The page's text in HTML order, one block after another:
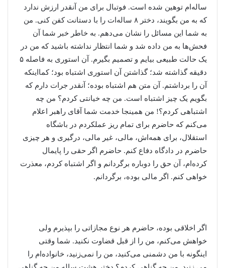
ساله‌ام توهین شده است. فوتبال برای من آنقدر ارزش ندارد
که به من بگویند، دختر ۸ ساله‌ات را با دستانت کفن کنی. من
به شما این مسائل را نشان می‌دهم. به خاطر خبر شما آن
فحش‌ها به من داده شد و شما انتظار نداشته باشید که من در
یک حالت طبیعی بیایم و تصمیم بگیرم. آن استوری به فاصله ۵
دقیقه گذاشته شد؛ گذاشتن آن استوری اشتباه بود؛ کمااینکه
آن را برداشتم. آن متن هم اشتباه بوده؛ آنقدر جرات دارم که
بگویم یک چیز اشتباه است. من چه خیانتی کردم؟ من چه
اشتباهی کردم؟! من همینجا خدمت شما آقای راهبر اعلام
می‌کنم که حاضرم برای تمام ریز عملکردم در باشگاه
استقلال، برای همه‌اش، مالی، غیر مالی، درگیری و هر چیزی
حاضرم در دادگاه دفاع کنم. حاضرم اگر حقی را پایمال
کرده‌ام، آن حق را دوباره برگردانم و اگر اشتباه کردم، معذرت
خواهی کنم. اگر مالی بوده، برگردانم.
اگر اخلاقی بوده، حاضرم هر نوع مجازاتی را بپذیرم ولی
خواهش می‌کنم، من را از قبل قضاوت نکنید. شما وقتی
اینگونه با من دشمنی می‌کنید، من را نمی‌زنید، خانواده‌ام را